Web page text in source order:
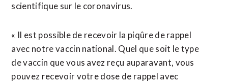
scientifique sur le coronavirus.
« Il est possible de recevoir la piqûre de rappel
avec notre vaccin national. Quel que soit le type
de vaccin que vous avez reçu auparavant, vous
pouvez recevoir votre dose de rappel avec